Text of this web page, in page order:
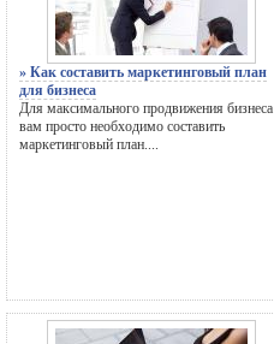
» Как составить маркетинговый план
для бизнеса
Для максимального продвижения бизнеса
вам просто необходимо составить
маркетинговый план....